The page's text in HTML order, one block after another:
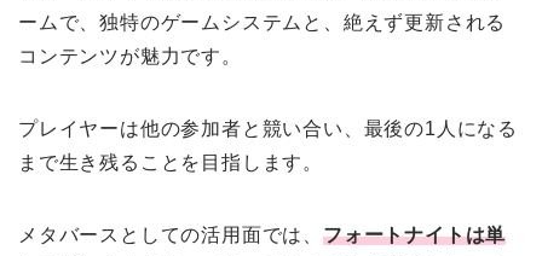
ームで、独特のゲームシステムと、絶えず更新される
コンテンツが魅力です。
プレイヤーは他の参加者と競い合い、最後の1人になる
まで生き残ることを目指します。
メタバースとしての活用面では、 フォートナイトは単